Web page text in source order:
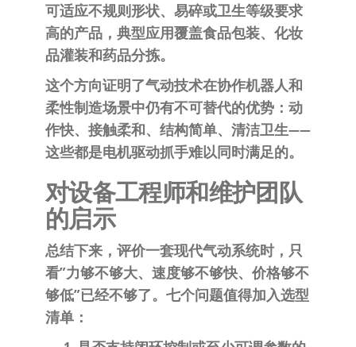
可适应不规则形状、易碎或卫生等级要求
高的产品，典型应用覆盖食品包装、化妆
品灌装和药品分拣。
这个方向证明了气动技术在协作机器人和
柔性制造场景中仍有不可替代的优势：动
作快、接触柔和、结构简单、清洁卫生——
这些都是电机驱动抓手难以同时满足的。
对设备工程师和维护团队
的启示
总结下来，评价一套现代气动系统时，只
看”力够不够大、速度够不够快、价格够不
够低”已经不够了。七个问题值得加入选型
清单：